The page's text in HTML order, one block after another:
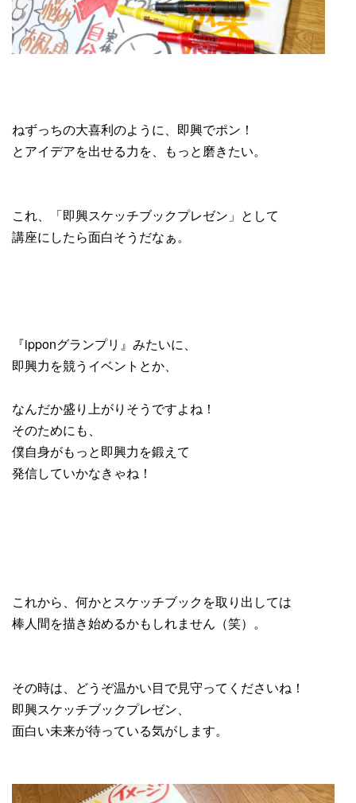
ねずっちの大喜利のように、即興でポン！
とアイデアを出せる力を、もっと磨きたい。
これ、「即興スケッチブックプレゼン」として
講座にしたら面白そうだなぁ。
『ipponグランプリ』みたいに、
即興力を競うイベントとか、
なんだか盛り上がりそうですよね！
そのためにも、
僕自身がもっと即興力を鍛えて
発信していかなきゃね！
これから、何かとスケッチブックを取り出しては
棒人間を描き始めるかもしれません（笑）。
その時は、どうぞ温かい目で見守ってくださいね！
即興スケッチブックプレゼン、
面白い未来が待っている気がします。